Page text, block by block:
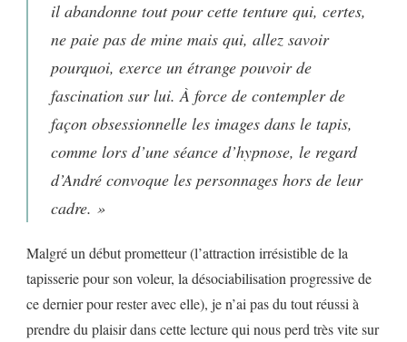
il abandonne tout pour cette tenture qui, certes,
ne paie pas de mine mais qui, allez savoir
pourquoi, exerce un étrange pouvoir de
fascination sur lui. À force de contempler de
façon obsessionnelle les images dans le tapis,
comme lors d’une séance d’hypnose, le regard
d’André convoque les personnages hors de leur
cadre. »
Malgré un début prometteur (l’attraction irrésistible de la
tapisserie pour son voleur, la désociabilisation progressive de
ce dernier pour rester avec elle), je n’ai pas du tout réussi à
prendre du plaisir dans cette lecture qui nous perd très vite sur